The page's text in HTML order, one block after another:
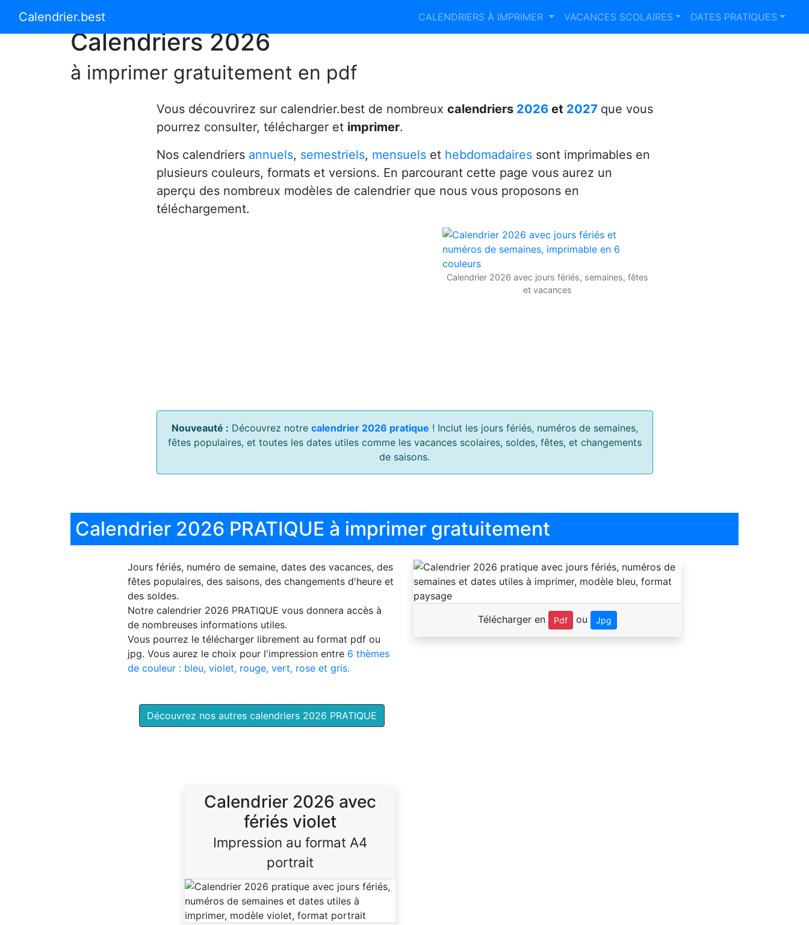
Calendrier.best CALENDRIERS À IMPRIMER VACANCES SCOLAIRES DATES PRATIQUES
Calendrier 2024 Calendrier 2027
Calendriers 2026
à imprimer gratuitement en pdf
Vous découvrirez sur calendrier.best de nombreux calendriers 2026et 2027 que vous
pourrez consulter, télécharger et imprimer.
Nos calendriers annuels, semestriels, mensuelset hebdomadairessont imprimables en
plusieurs couleurs, formats et versions. En parcourant cette page vous aurez un
aperçu des nombreux modèles de calendrier que nous vous proposons en
téléchargement.
Calendrier 2026 avec jours fériés, semaines, fêtes
et vacances
Nouveauté : Découvrez notre calendrier 2026 pratique ! Inclut les jours fériés, numéros de semaines,
fêtes populaires, et toutes les dates utiles comme les vacances scolaires, soldes, fêtes, et changements
de saisons.
Calendrier 2026 PRATIQUE à imprimer gratuitement
Jours fériés, numéro de semaine, dates des vacances, des
fêtes populaires, des saisons, des changements d'heure et
des soldes.
Notre calendrier 2026 PRATIQUE vous donnera accès à
de nombreuses informations utiles.
Vous pourrez le télécharger librement au format pdf ou
jpg. Vous aurez le choix pour l'impression entre 6 thèmes
de couleur : bleu, violet, rouge, vert, rose et gris.
Découvrez nos autres calendriers 2026 PRATIQUE
Télécharger en Pdf ou Jpg
Calendrier 2026 avec
fériés violet
Impression au format A4
portrait